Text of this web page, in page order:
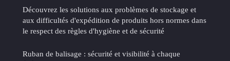
Découvrez les solutions aux problèmes de stockage et
aux difficultés d'expédition de produits hors normes dans
le respect des règles d'hygiène et de sécurité
Ruban de balisage : sécurité et visibilité à chaque